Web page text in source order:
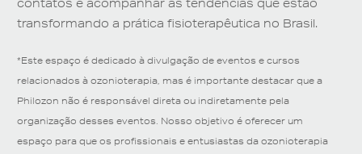
contatos e acompanhar as tendências que estão
transformando a prática fisioterapêutica no Brasil.
*Este espaço é dedicado à divulgação de eventos e cursos
relacionados à ozonioterapia, mas é importante destacar que a
Philozon não é responsável direta ou indiretamente pela
organização desses eventos. Nosso objetivo é oferecer um
espaço para que os profissionais e entusiastas da ozonioterapia